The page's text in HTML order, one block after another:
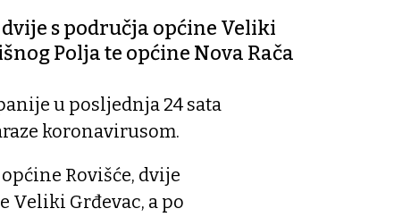
s područja općine Veliki
Polja te općine Nova Rača
u posljednja 24 sata
koronavirusom.
Rovišće, dvije
Veliki Grđevac, a po